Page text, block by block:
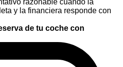
y la financiera responde con
de tu coche con